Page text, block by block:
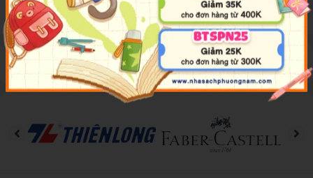
trong công việc, học tập.
Đánh giá sản phẩm